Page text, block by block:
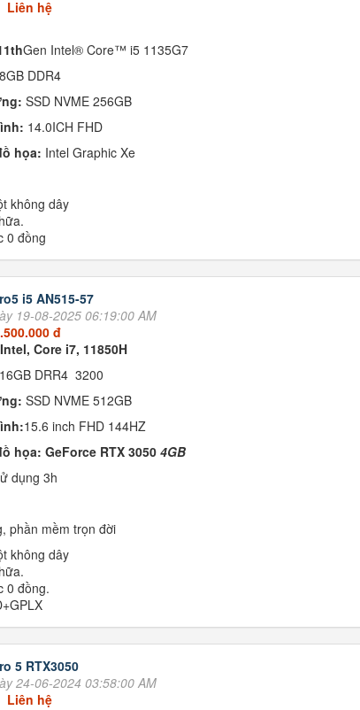
Liên hệ
Gen Intel® Core™ i5 1135G7
8GB DDR4
SSD NVME 256GB
14.0ICH FHD
họa: Intel Graphic Xe
không dây
0 đồng
i5 AN515-57
19-08-2025 06:19:00 AM
đ
Core i7, 11850H
16GB DRR4 3200
SSD NVME 512GB
15.6 inch FHD 144HZ
họa: GeForce RTX 3050 4GB
dụng 3h
phần mềm trọn đời
không dây
0 đồng.
5 RTX3050
24-06-2024 03:58:00 AM
Liên hệ